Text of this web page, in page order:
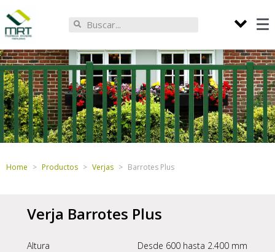
Home Productos Verjas Barrotes Plus
Verja Barrotes Plus
Altura Desde 600 hasta 2.400 mm